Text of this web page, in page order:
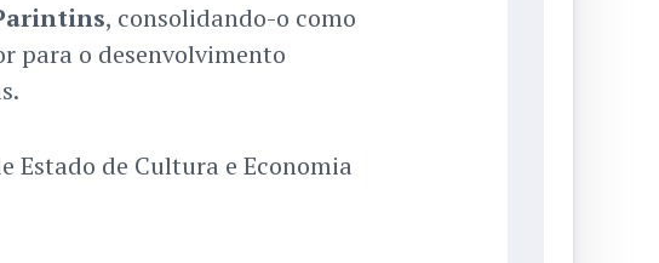
, consolidando-o como
para o desenvolvimento
Estado de Cultura e Economia